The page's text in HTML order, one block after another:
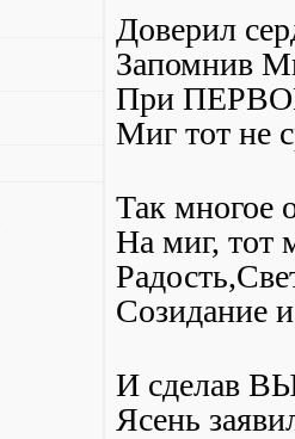
Доверил
Запомнив
При
Миг тот не
Так многое
На миг, тот
Созидание
И сделав
Ясень